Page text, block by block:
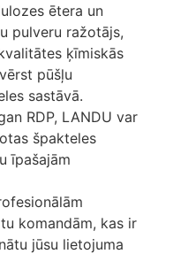
ētera un
pulveru ražotājs,
ķīmiskās
pūšļu
sastāvā.
RDP, LANDU var
špakteles
īpašajām
komandām, kas ir
jūsu lietojuma